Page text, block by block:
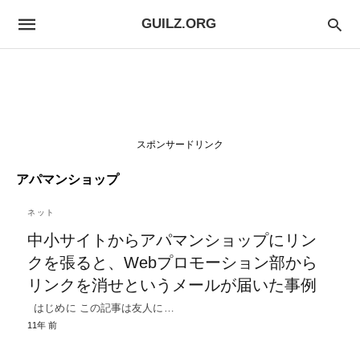
GUILZ.ORG
スポンサードリンク
アパマンショップ
ネット
中小サイトからアパマンショップにリン
クを張ると、Webプロモーション部から
リンクを消せというメールが届いた事例
はじめに この記事は友人に…
11年 前